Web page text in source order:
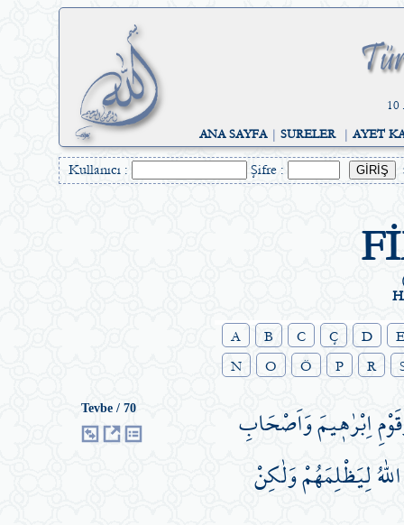
10
ANA SAYFA| SURELER| AYET
Kullanıcı : Şifre :
A B C Ç D
N
O Ö P R
Tevbe / 70
اِبْرٰه۪يمَ وَاَصْحَابِ
لِيَظْلِمَهُمْ وَلٰكِنْ